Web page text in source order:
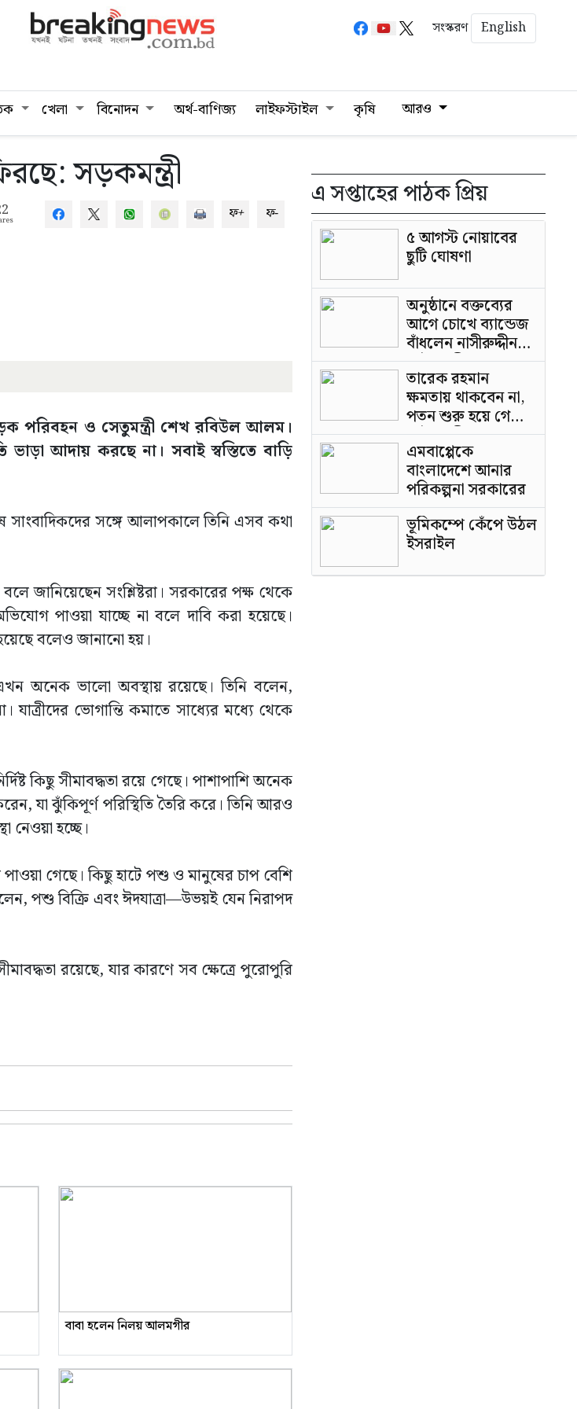
সংস্করণ English
খেলা বিনোদন অর্থ-বাণিজ্য লাইফস্টাইল কৃষি আরও
সড়কমন্ত্রী
ফ+ ফ-
পরিবহন ও সেতুমন্ত্রী শেখ রবিউল আলম।
আদায় করছে না। সবাই স্বস্তিতে বাড়ি
সাংবাদিকদের সঙ্গে আলাপকালে তিনি এসব কথা
জানিয়েছেন সংশ্লিষ্টরা। সরকারের পক্ষ থেকে
পাওয়া যাচ্ছে না বলে দাবি করা হয়েছে।
বলেও জানানো হয়।
অনেক ভালো অবস্থায় রয়েছে। তিনি বলেন,
যাত্রীদের ভোগান্তি কমাতে সাধ্যের মধ্যে থেকে
কিছু সীমাবদ্ধতা রয়ে গেছে। পাশাপাশি অনেক
যা ঝুঁকিপূর্ণ পরিস্থিতি তৈরি করে। তিনি আরও
নেওয়া হচ্ছে।
গেছে। কিছু হাটে পশু ও মানুষের চাপ বেশি
পশু বিক্রি এবং ঈদযাত্রা—উভয়ই যেন নিরাপদ
রয়েছে, যার কারণে সব ক্ষেত্রে পুরোপুরি
বাবা হলেন নিলয় আলমগীর
এ সপ্তাহের পাঠক প্রিয়
৫ আগস্ট নোয়াবের
ছুটি ঘোষণা
অনুষ্ঠানে বক্তব্যের
আগে চোখে ব্যান্ডেজ
বাঁধলেন নাসীরুদ্দীন
পাটওয়ারী
তারেক রহমান
ক্ষমতায় থাকবেন না,
পতন শুরু হয়ে গেছে:
পাটওয়ারী
এমবাপ্পেকে
বাংলাদেশে আনার
পরিকল্পনা সরকারের
ভূমিকম্পে কেঁপে উঠল
ইসরাইল